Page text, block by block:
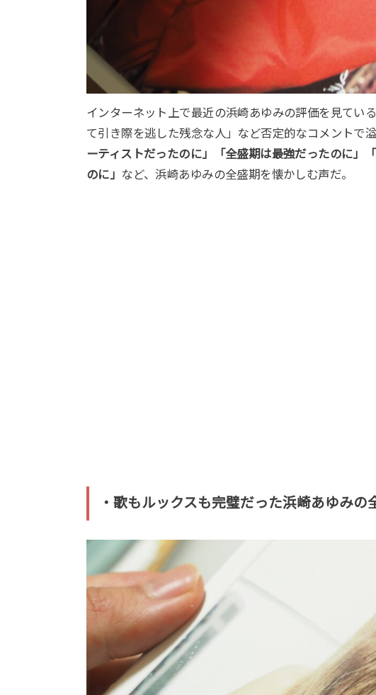
インターネット上で最近の浜崎あゆみの評価を見てい
て引き際を逃した残念な人」など否定的なコメントで
ーティストだったのに」「全盛期は最強だったのに」
のに」 など、浜崎あゆみの全盛期を懐かしむ声だ。
・歌もルックスも完璧だった浜崎あゆみの